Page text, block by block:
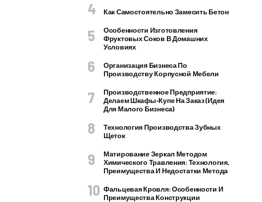
Как Самостоятельно Замесить Бетон
Особенности Изготовления
Фруктовых Соков В Домашних
Условиях
Организация Бизнеса По
Производству Корпусной Мебели
Производственное Предприятие:
Делаем Шкафы-Купе На Заказ (идея
Для Малого Бизнеса)
Технология Производства Зубных
Щеток
Матирование Зеркал Методом
Химического Травления: Технология,
Преимущества И Недостатки Метода
Фальцевая Кровля: Особенности И
Преимущества Конструкции